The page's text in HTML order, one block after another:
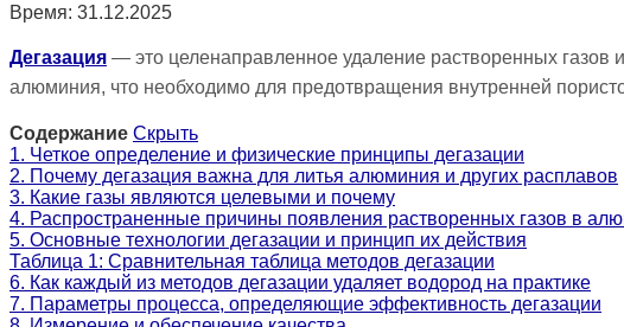
Время: 31.12.2025
Дегазация — это целенаправленное удаление растворенных
алюминия, что необходимо для предотвращения внутренней
Содержание Скрыть
1. Четкое определение и физические принципы дегазации
2. Почему дегазация важна для литья алюминия и других расплавов
3. Какие газы являются целевыми и почему
4. Распространенные причины появления растворенных газов в
5. Основные технологии дегазации и принцип их действия
Таблица 1: Сравнительная таблица методов дегазации
6. Как каждый из методов дегазации удаляет водород на практике
7. Параметры процесса, определяющие эффективность дегазации